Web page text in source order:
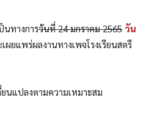
นทางการวันที่ 24 มกราคม 2565 วัน
ผยแพร่ผลงานทางเพจโรงเรียนสตรี
ยนแปลงตามความเหมาะสม